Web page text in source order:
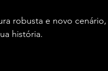
robusta e novo cenário,
história.